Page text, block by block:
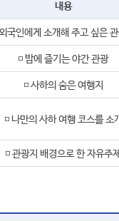
내용
외국인에게 소개해 주고 싶은 관
◽ 밤에 즐기는 야간 관광
◽ 사하의 숨은 여행지
◽ 나만의 사하 여행 코스를 소
◽ 관광지 배경으로 한 자유주제